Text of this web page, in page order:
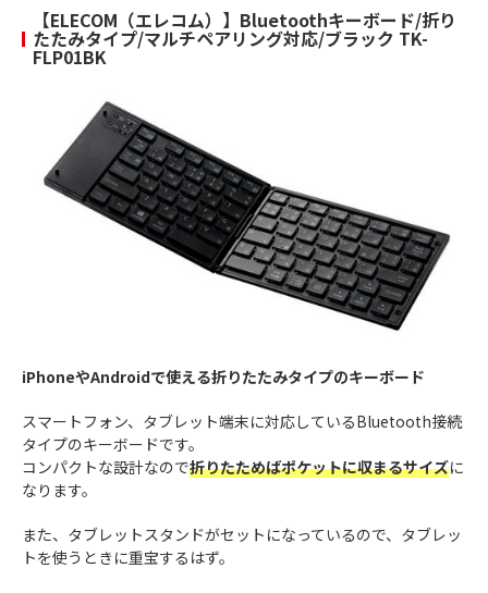
【ELECOM（エレコム）】Bluetoothキーボード/折り
たたみタイプ/マルチペアリング対応/ブラック TK-
FLP01BK
iPhoneやAndroidで使える折りたたみタイプのキーボード
スマートフォン、タブレット端末に対応しているBluetooth接続
タイプのキーボードです。
コンパクトな設計なので折りたためばポケットに収まるサイズに
なります。
また、タブレットスタンドがセットになっているので、タブレッ
トを使うときに重宝するはず。